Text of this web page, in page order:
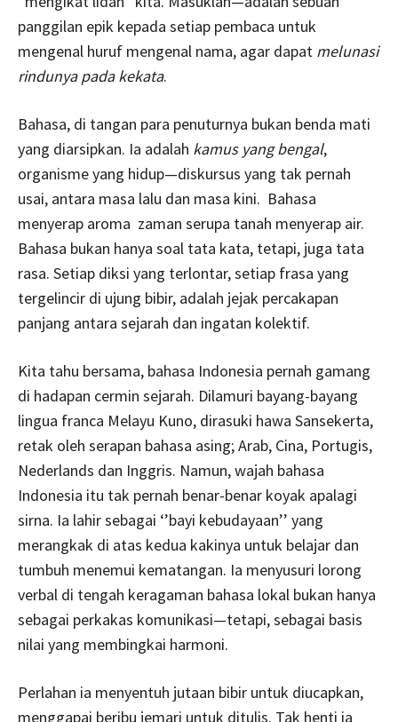
panggilan epik kepada setiap pembaca untuk
mengenal huruf mengenal nama, agar dapat melunasi
rindunya pada kekata.
Bahasa, di tangan para penuturnya bukan benda mati
yang diarsipkan. Ia adalah kamus yang bengal,
organisme yang hidup—diskursus yang tak pernah
usai, antara masa lalu dan masa kini. Bahasa
menyerap aroma zaman serupa tanah menyerap air.
Bahasa bukan hanya soal tata kata, tetapi, juga tata
rasa. Setiap diksi yang terlontar, setiap frasa yang
tergelincir di ujung bibir, adalah jejak percakapan
panjang antara sejarah dan ingatan kolektif.
Kita tahu bersama, bahasa Indonesia pernah gamang
di hadapan cermin sejarah. Dilamuri bayang-bayang
lingua franca Melayu Kuno, dirasuki hawa Sansekerta,
retak oleh serapan bahasa asing; Arab, Cina, Portugis,
Nederlands dan Inggris. Namun, wajah bahasa
Indonesia itu tak pernah benar-benar koyak apalagi
sirna. Ia lahir sebagai ‘’bayi kebudayaan’’ yang
merangkak di atas kedua kakinya untuk belajar dan
tumbuh menemui kematangan. Ia menyusuri lorong
verbal di tengah keragaman bahasa lokal bukan hanya
sebagai perkakas komunikasi—tetapi, sebagai basis
nilai yang membingkai harmoni.
Perlahan ia menyentuh jutaan bibir untuk diucapkan,
menggapai beribu jemari untuk ditulis. Tak henti ia